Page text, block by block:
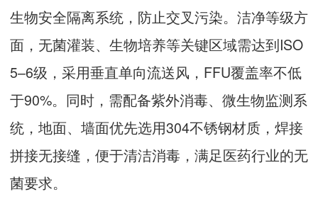
生物安全隔离系统，防止交叉污染。洁净等级方
面，无菌灌装、生物培养等关键区域需达到ISO
5–6级，采用垂直单向流送风，FFU覆盖率不低
于90%。同时，需配备紫外消毒、微生物监测系
统，地面、墙面优先选用304不锈钢材质，焊接
拼接无接缝，便于清洁消毒，满足医药行业的无
菌要求。